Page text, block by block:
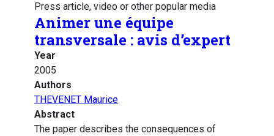
Press article, video or other popular media
Animer une équipe
transversale : avis d’expert
Year
2005
Authors
THEVENET Maurice
Abstract
The paper describes the consequences of